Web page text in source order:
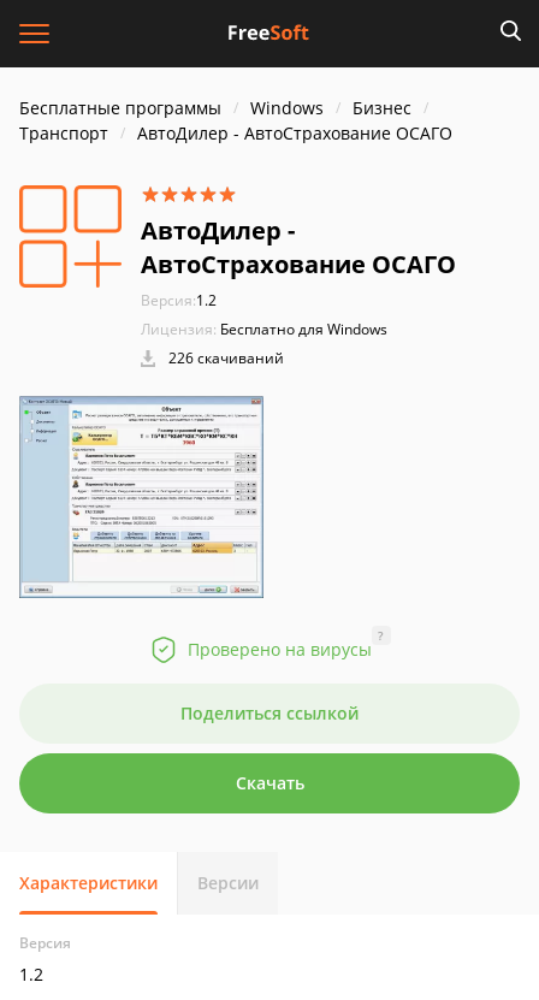
Бесплатные программы Windows
Бизнес
Транспорт
АвтоДилер - АвтоСтрахование ОСАГО
АвтоДилер -
АвтоСтрахование ОСАГО
Версия:1.2
Лицензия: Бесплатно для Windows
226 скачиваний
Проверено на вирусы
?
Поделиться ссылкой
Скачать
Характеристики Версии
Версия
1.2